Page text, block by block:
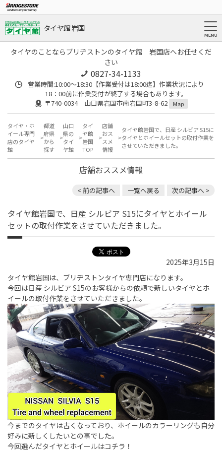
タイヤ館 岩国
タイヤのことならブリヂストンのタイヤ館 岩国店へお任せくだ
さい
0827-34-1133
営業時間:10:00〜18:30【作業受付は18:00迄】作業状況により
18：00前に作業受付が終了する場合もあります。
〒740-0034 山口県岩国市南岩国町3-8-62
Map
タイヤ・ホ
イール専門
店のタイヤ
館
都道
府県
から
探す
山口
県の
タイ
ヤ館
タイ
ヤ館
岩国
TOP
店舗
おス
スメ
情報
タイヤ館岩国で、日産 シルビア S15に
タイヤとホイールセットの取付作業を
させていただきました。
店舗おススメ情報
< 前の記事へ 一覧へ戻る 次の記事へ >
タイヤ館岩国で、日産 シルビア S15にタイヤとホイール
セットの取付作業をさせていただきました。
2025年3月15日
タイヤ館岩国は、ブリヂストンタイヤ専門店になります。
今回は日産 シルビア S15のお客様からの依頼で新しいタイヤとホ
イールの取付作業をさせていただきました。
今までのタイヤは古くなっており、ホイールのカラーリングも自分
好みに新しくしたいとの事でした。
今回選んだタイヤとホイールはコチラ！